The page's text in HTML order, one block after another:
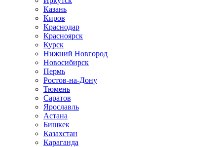
Казань
Киров
Краснодар
Красноярск
Курск
Нижний Новгород
Новосибирск
Пермь
Ростов-на-Дону
Тюмень
Саратов
Ярославль
Астана
Бишкек
Казахстан
Караганда